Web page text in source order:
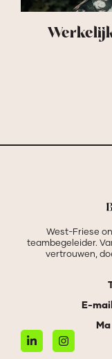
West-Friese
teambegeleider.
vertrouwen,
E-